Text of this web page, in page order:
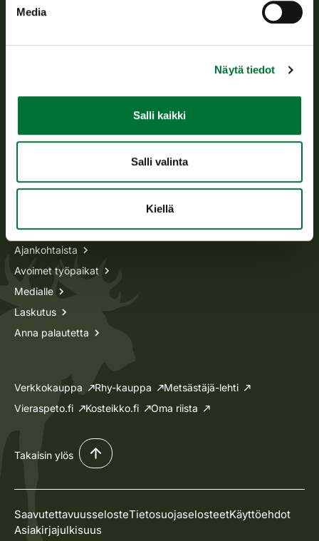
Media
Näytä tiedot
Salli kaikki
Salli valinta
Kiellä
asiakaspalvelu@riista.fi
Usein kysytyt kysymykset
Metsästyskortti-asiat
Ajankohtaista
Avoimet työpaikat
Medialle
Laskutus
Anna palautetta
Verkkokauppa Rhy-kauppa
Metsästäjä-lehti
Vieraspeto.fi
Kosteikko.fi Oma riista
Takaisin ylös
SaavutettavuusselosteTietosuojaselosteetKäyttöehdot
Asiakirjajulkisuus